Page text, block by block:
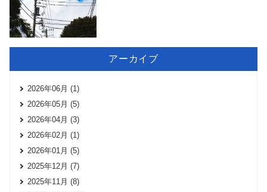
アーカイブ
2026年06月 (1)
2026年05月 (5)
2026年04月 (3)
2026年02月 (1)
2026年01月 (5)
2025年12月 (7)
2025年11月 (8)